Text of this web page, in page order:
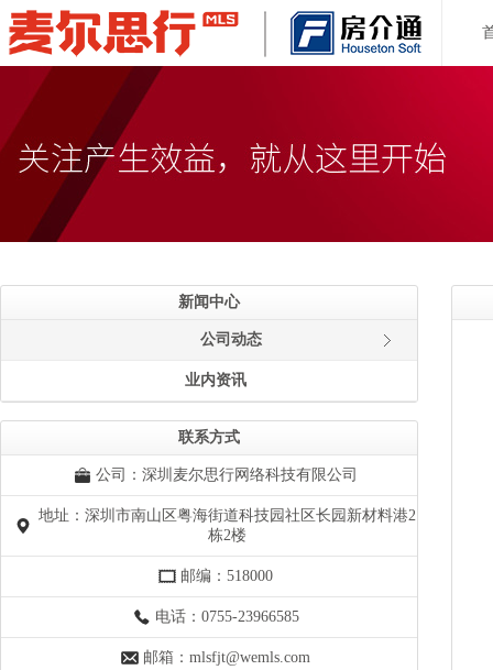
新闻中心
公司动态
业内资讯
联系方式
公司：深圳麦尔思行网络科技有限公司
地址：深圳市南山区粤海街道科技园社区长园新材料港2
栋2楼
邮编：518000
电话：0755-23966585
邮箱：mlsfjt@wemls.com